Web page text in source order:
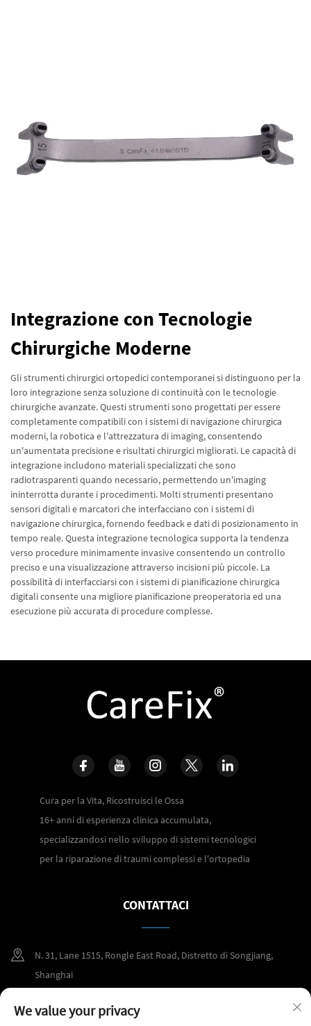
Integrazione con Tecnologie
Chirurgiche Moderne
Gli strumenti chirurgici ortopedici contemporanei si distinguono per la
loro integrazione senza soluzione di continuità con le tecnologie
chirurgiche avanzate. Questi strumenti sono progettati per essere
completamente compatibili con i sistemi di navigazione chirurgica
moderni, la robotica e l'attrezzatura di imaging, consentendo
un'aumentata precisione e risultati chirurgici migliorati. Le capacità di
integrazione includono materiali specializzati che sono
radiotrasparenti quando necessario, permettendo un'imaging
ininterrotta durante i procedimenti. Molti strumenti presentano
sensori digitali e marcatori che interfacciano con i sistemi di
navigazione chirurgica, fornendo feedback e dati di posizionamento in
tempo reale. Questa integrazione tecnologica supporta la tendenza
verso procedure minimamente invasive consentendo un controllo
preciso e una visualizzazione attraverso incisioni più piccole. La
possibilità di interfacciarsi con i sistemi di pianificazione chirurgica
digitali consente una migliore pianificazione preoperatoria ed una
esecuzione più accurata di procedure complesse.
Cura per la Vita, Ricostruisci le Ossa
16+ anni di esperienza clinica accumulata,
specializzandosi nello sviluppo di sistemi tecnologici
per la riparazione di traumi complessi e l'ortopedia
CONTATTACI
N. 31, Lane 1515, Rongle East Road, Distretto di Songjiang,
Shanghai
+86 400 098 2859
We value your privacy